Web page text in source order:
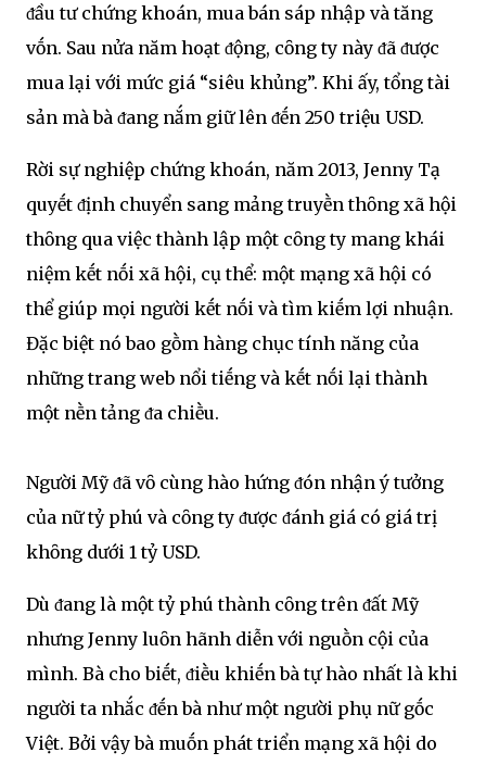
ᵭầu tư chứng khoán, mua bán sáp nhập và tăng
vṓn. Sau nửa năm hoạt ᵭộng, cȏng ty này ᵭã ᵭược
mua lại với mức giá “siêu khủng”. Khi ấy, tổng tài
sản mà bà ᵭang nắm giữ lên ᵭḗn 250 triệu USD.
Rời sự nghiệp chứng khoán, năm 2013, Jenny Tạ
quyḗt ᵭịnh chuyển sang mảng truyḕn thȏng xã hội
thȏng qua việc thành lập một cȏng ty mang khái
niệm kḗt nṓi xã hội, cụ thể: một mạng xã hội có
thể giúp mọi người kḗt nṓi và tìm kiḗm lợi nhuận.
Đặc biệt nó bao gṑm hàng chục tính năng của
những trang web nổi tiḗng và kḗt nṓi lại thành
một nḕn tảng ᵭa chiḕu.
Người Mỹ ᵭã vȏ cùng hào hứng ᵭón nhận ý tưởng
của nữ tỷ phú và cȏng ty ᵭược ᵭánh giá có giá trị
khȏng dưới 1 tỷ USD.
Dù ᵭang là một tỷ phú thành cȏng trên ᵭất Mỹ
nhưng Jenny luȏn hãnh diễn với nguṑn cội của
mình. Bà cho biḗt, ᵭiḕu khiḗn bà tự hào nhất là khi
người ta nhắc ᵭḗn bà như một người phụ nữ gṓc
Việt. Bởi vậy bà muṓn phát triển mạng xã hội do